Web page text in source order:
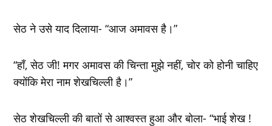
सेठ ने उसे याद दिलाया- “आज अमावस है।”
“हाँ, सेठ जी! मगर अमावस की चिन्ता मुझे नहीं, चोर को होनी चाहिए
क्योंकि मेरा नाम शेखचिल्ली है।”
सेठ शेखचिल्ली की बातों से आश्वस्त हुआ और बोला- “भाई शेख !